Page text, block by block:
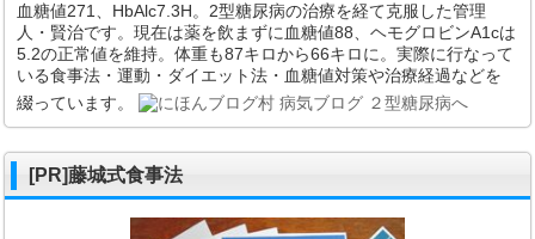
血糖値271、HbAlc7.3H。2型糖尿病の治療を経て克服した管理
人・賢治です。現在は薬を飲まずに血糖値88、ヘモグロビンA1cは
5.2の正常値を維持。体重も87キロから66キロに。実際に行なって
いる食事法・運動・ダイエット法・血糖値対策や治療経過などを
綴っています。
[PR]藤城式食事法